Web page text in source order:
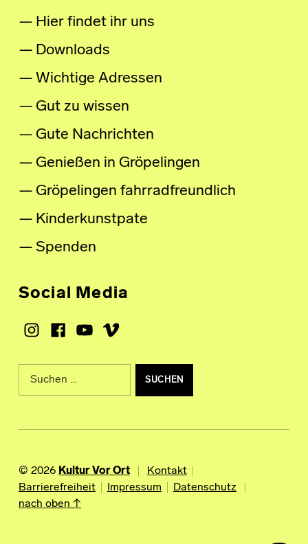
Hier findet ihr uns
Downloads
Wichtige Adressen
Gut zu wissen
Gute Nachrichten
Genießen in Gröpelingen
Gröpelingen fahrradfreundlich
Kinderkunstpate
Spenden
Social Media
Instagram
Facebook
Youtube
Vimeo
Suche nach:
© 2026 Kultur Vor Ort
Kontakt
Barrierefreiheit
Impressum
Datenschutz
nach oben ↑